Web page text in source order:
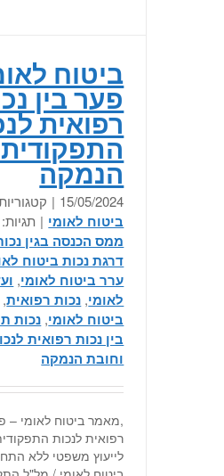
ביטוח
פער בין
רפואית
הנמקה
15/05/2024
|
ביטוח לאומי | תגיות:
ממס הכנסה בגין
דרגת נכות ביטוח
ערר ביטוח לאומי,
לאומי, נכות רפואית,
ביטוח לאומי, נכות
בין נכות רפואית
וחובת הנמקה
,מאמר ביטוח לאומי –
רפואית לנכות
לייעוץ משפטי ללא